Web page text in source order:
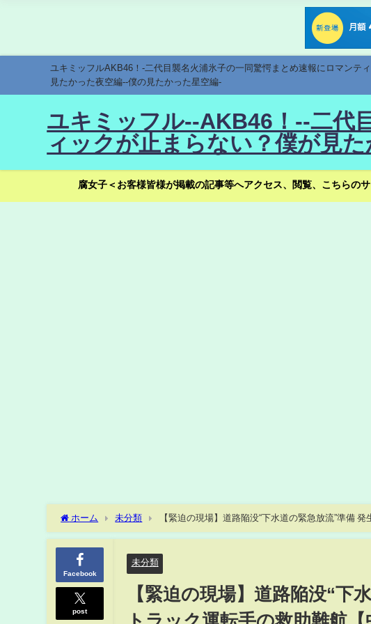
ユキミッフルAKB46！-二代目襲名火浦氷子の一同驚愕まとめ速報にロマン
見たかった夜空編--僕の見たかった星空編-
ユキミッフル--AKB46！--二代
ィックが止まらない？僕が見
腐女子＜お客様皆様が掲載の記事等へアクセス、閲覧、こちらの
ホーム 未分類 【緊
Facebook
post
未分類
【緊迫の現場】道路陥没“下
トラック運転手の救助難航【